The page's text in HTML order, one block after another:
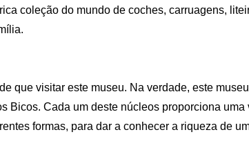
coleção do mundo de coches, carruagens,
que visitar este museu. Na verdade, este
Bicos. Cada um deste núcleos proporciona
formas, para dar a conhecer a riqueza de